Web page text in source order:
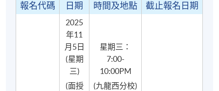
報名代碼 日期 時間及地點 截止報名日期
2025
年11
月5日
(星期
三)
(面授
星期三：
7:00-
10:00PM
(九龍西分校)